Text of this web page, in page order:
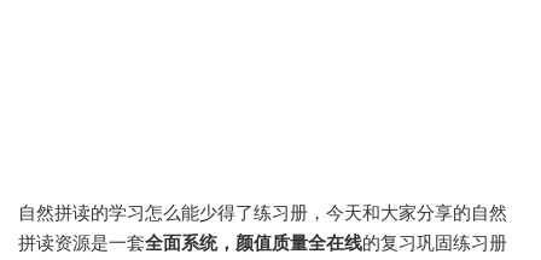
自然拼读的学习怎么能少得了练习册，今天和大家分享的自然
拼读资源是一套全面系统，颜值质量全在线的复习巩固练习册